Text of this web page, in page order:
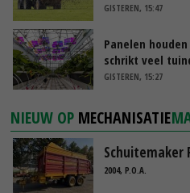
GISTEREN, 15:47
Panelen
schrikt veel
GISTEREN, 15:27
NIEUW OP MECHANISATIE
Schuitemaker
2004, P.O.A.